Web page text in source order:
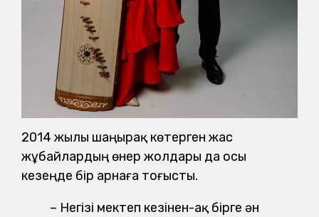
2014 жылы шаңырақ көтерген жас
жұбайлардың өнер жолдары да осы
кезеңде бір арнаға тоғысты.
– Негізі мектеп кезінен-ақ бірге ән